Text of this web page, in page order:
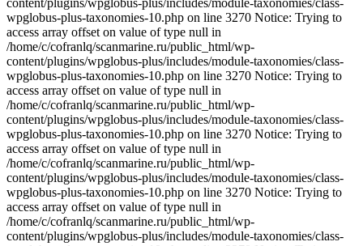
content/plugins/wpglobus-plus/includes/module-taxonomies/class-
wpglobus-plus-taxonomies-10.php on line 3270 Notice: Trying to
access array offset on value of type null in
/home/c/cofranlq/scanmarine.ru/public_html/wp-
content/plugins/wpglobus-plus/includes/module-taxonomies/class-
wpglobus-plus-taxonomies-10.php on line 3270 Notice: Trying to
access array offset on value of type null in
/home/c/cofranlq/scanmarine.ru/public_html/wp-
content/plugins/wpglobus-plus/includes/module-taxonomies/class-
wpglobus-plus-taxonomies-10.php on line 3270 Notice: Trying to
access array offset on value of type null in
/home/c/cofranlq/scanmarine.ru/public_html/wp-
content/plugins/wpglobus-plus/includes/module-taxonomies/class-
wpglobus-plus-taxonomies-10.php on line 3270 Notice: Trying to
access array offset on value of type null in
/home/c/cofranlq/scanmarine.ru/public_html/wp-
content/plugins/wpglobus-plus/includes/module-taxonomies/class-